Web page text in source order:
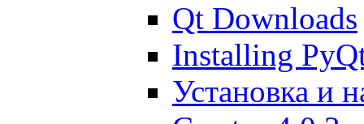
Qt Downloads
Installing
Установка и